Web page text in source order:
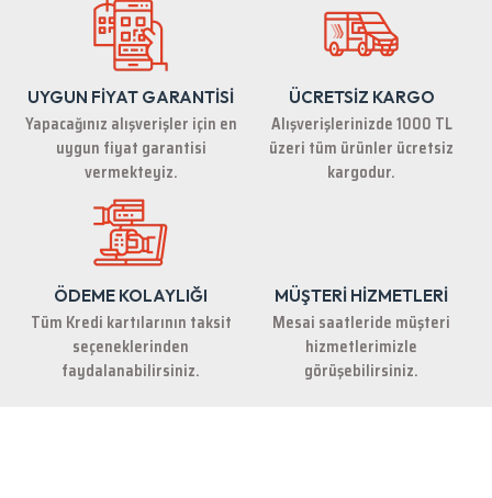
Ürün resmi kalitesiz, bozuk veya görüntülenemiyor.
Ürün açıklamasında eksik bilgiler bulunuyor.
Ürün bilgilerinde hatalar bulunuyor.
Ürün fiyatı diğer sitelerden daha pahalı.
Bu ürüne benzer farklı alternatifler olmalı.
UYGUN FİYAT GARANTİSİ
Yapacağınız alışverişler için en
uygun fiyat garantisi
vermekteyiz.
ÜCRETSİZ KARGO
Alışverişlerinizde 1000 TL
üzeri tüm ürünler ücretsiz
kargodur.
ÖDEME KOLAYLIĞI
Tüm Kredi kartılarının taksit
seçeneklerinden
faydalanabilirsiniz.
MÜŞTERİ HİZMETLERİ
Mesai saatleride müşteri
hizmetlerimizle
görüşebilirsiniz.